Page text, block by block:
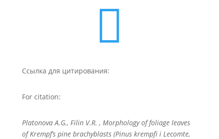

Ссылка для цитирования:
For citation:
Platonova A.G., Filin V.R. , Morphology of foliage leaves
of Krempf’s pine brachyblasts (Pinus krempfi i Lecomte,